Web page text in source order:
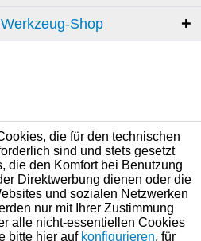
Shop
die für den technischen
sind und stets gesetzt
die den Komfort bei Benutzung
Direktwerbung dienen oder die
und sozialen Netzwerken
nur mit Ihrer Zustimmung
alle nicht-essentiellen Cookies
bitte hier auf konfigurieren, für